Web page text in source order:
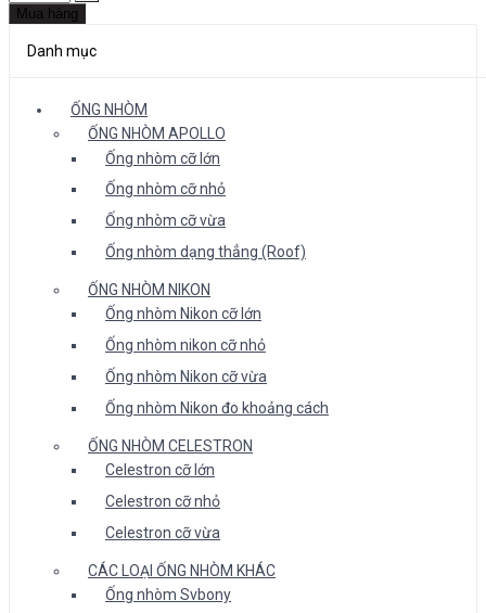
Mua hàng
Danh mục
ỐNG NHÒM
ỐNG NHÒM APOLLO
Ống nhòm cỡ lớn
Ống nhòm cỡ nhỏ
Ống nhòm cỡ vừa
Ống nhòm dạng thẳng (Roof)
ỐNG NHÒM NIKON
Ống nhòm Nikon cỡ lớn
Ống nhòm nikon cỡ nhỏ
Ống nhòm Nikon cỡ vừa
Ống nhòm Nikon đo khoảng cách
ỐNG NHÒM CELESTRON
Celestron cỡ lớn
Celestron cỡ nhỏ
Celestron cỡ vừa
CÁC LOẠI ỐNG NHÒM KHÁC
Ống nhòm Svbony